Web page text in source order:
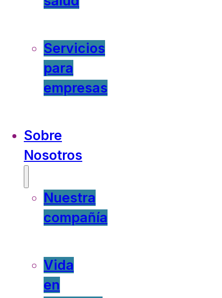
Servicios
para
empresas
Sobre
Nosotros
Nuestra
compañía
Vida
en